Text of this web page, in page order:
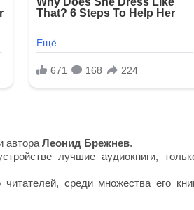
автора Леонид Брежнев.
лучшие аудиокниги,
среди множества его